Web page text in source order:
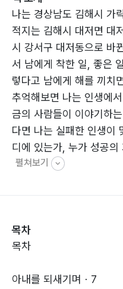
나는 경상남도 김해시 가
적지는 김해시 대저면 대
시 강서구 대저동으로 바
서 남에게 착한 일, 좋은
렇다고 남에게 해를 끼치
추억해보면 나는 인생에
금의 사람들이 이야기하
다면 나는 실패한 인생이
디에 있는가, 누가 성공
렇지만 나는 나의 인생을
라고 생각한다.
나는 현 시대를 사는 사람
세상에서 제일 힘들고 어
펼쳐보기
목차
목차
아내를 되새기며ㆍ7